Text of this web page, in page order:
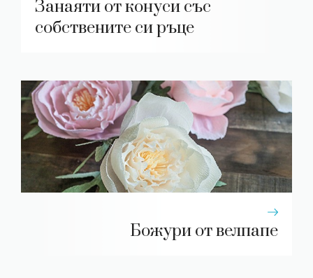
Занаяти от конуси със
собствените си ръце
Божури от велпапе